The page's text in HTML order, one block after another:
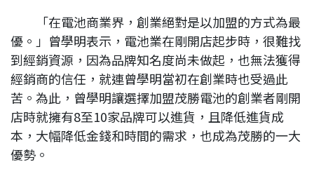
「在電池商業界，創業絕對是以加盟的方式為最
優。」曾學明表示，電池業在剛開店起步時，很難找
到經銷資源，因為品牌知名度尚未做起，也無法獲得
經銷商的信任，就連曾學明當初在創業時也受過此
苦。為此，曾學明讓選擇加盟茂勝電池的創業者剛開
店時就擁有8至10家品牌可以進貨，且降低進貨成
本，大幅降低金錢和時間的需求，也成為茂勝的一大
優勢。